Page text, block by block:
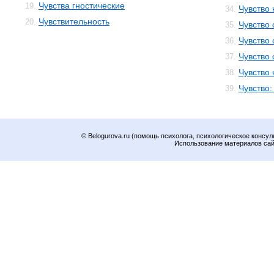
19. Чувства гностические
20. Чувствительность
34. Чувство
35. Чувство
36. Чувство
37. Чувство
38.
39.
© Belogurova.ru (помощь психолога, психологическое
Использование материалов